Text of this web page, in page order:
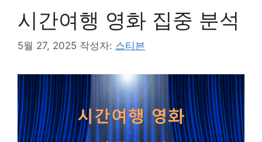
시간여행 영화 집중 분석
5월 27, 2025 작성자: 스티븐